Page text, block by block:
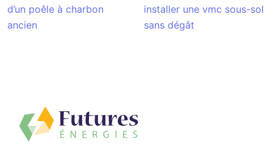
d’un poêle à charbon
ancien
installer une vmc sous-sol
sans dégât